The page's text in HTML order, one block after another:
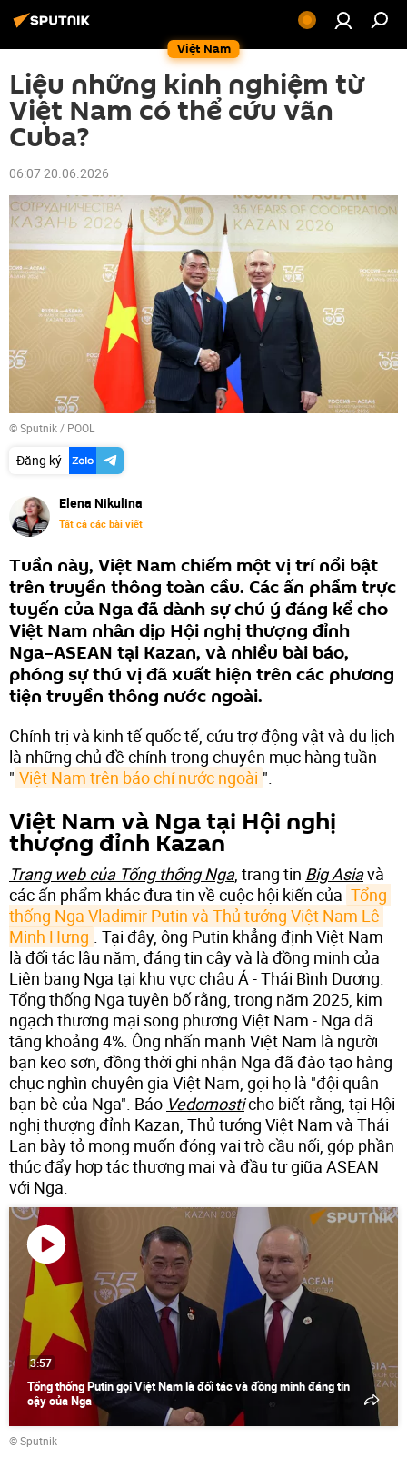
Việt Nam
Liệu những kinh nghiệm từ
Việt Nam có thể cứu vãn
Cuba?
06:07 20.06.2026
© Sputnik / POOL
Đăng ký
Elena Nikulina
Tất cả các bài viết
Tuần này, Việt Nam chiếm một vị trí nổi bật
trên truyền thông toàn cầu. Các ấn phẩm trực
tuyến của Nga đã dành sự chú ý đáng kể cho
Việt Nam nhân dịp Hội nghị thượng đỉnh
Nga–ASEAN tại Kazan, và nhiều bài báo,
phóng sự thú vị đã xuất hiện trên các phương
tiện truyền thông nước ngoài.
Chính trị và kinh tế quốc tế, cứu trợ động vật và du lịch
là những chủ đề chính trong chuyên mục hàng tuần
" Việt Nam trên báo chí nước ngoài ".
Việt Nam và Nga tại Hội nghị
thượng đỉnh Kazan
Trang web của Tổng thống Nga, trang tin Big Asiavà
các ấn phẩm khác đưa tin về cuộc hội kiến của Tổng
thống Nga Vladimir Putin và Thủ tướng Việt Nam Lê
Minh Hưng . Tại đây, ông Putin khẳng định Việt Nam
là đối tác lâu năm, đáng tin cậy và là đồng minh của
Liên bang Nga tại khu vực châu Á - Thái Bình Dương.
Tổng thống Nga tuyên bố rằng, trong năm 2025, kim
ngạch thương mại song phương Việt Nam - Nga đã
tăng khoảng 4%. Ông nhấn mạnh Việt Nam là người
bạn keo sơn, đồng thời ghi nhận Nga đã đào tạo hàng
chục nghìn chuyên gia Việt Nam, gọi họ là "đội quân
bạn bè của Nga". Báo Vedomosticho biết rằng, tại Hội
nghị thượng đỉnh Kazan, Thủ tướng Việt Nam và Thái
Lan bày tỏ mong muốn đóng vai trò cầu nối, góp phần
thúc đẩy hợp tác thương mại và đầu tư giữa ASEAN
với Nga.
Phát
video
Tổng thống Putin gọi Việt Nam là đối tác và đồng minh đáng tin
cậy của Nga
3:57
© Sputnik